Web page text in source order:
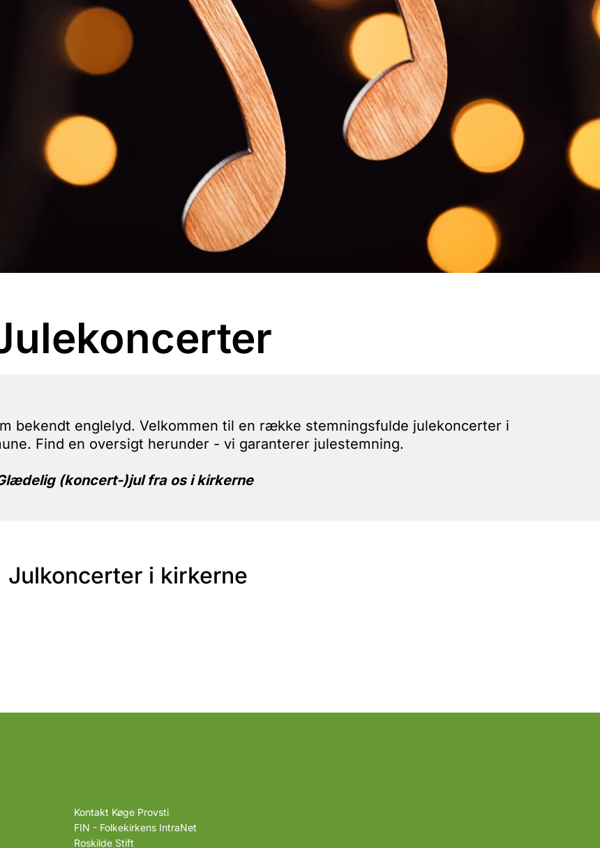
bekendt englelyd. Velkommen til en række stemningsfulde julekoncerter i
Find en oversigt herunder - vi garanterer julestemning.
(koncert-)jul fra os i kirkerne
Julkoncerter i kirkerne
Kontakt Køge Provsti
FIN - Folkekirkens IntraNet
Roskilde Stift